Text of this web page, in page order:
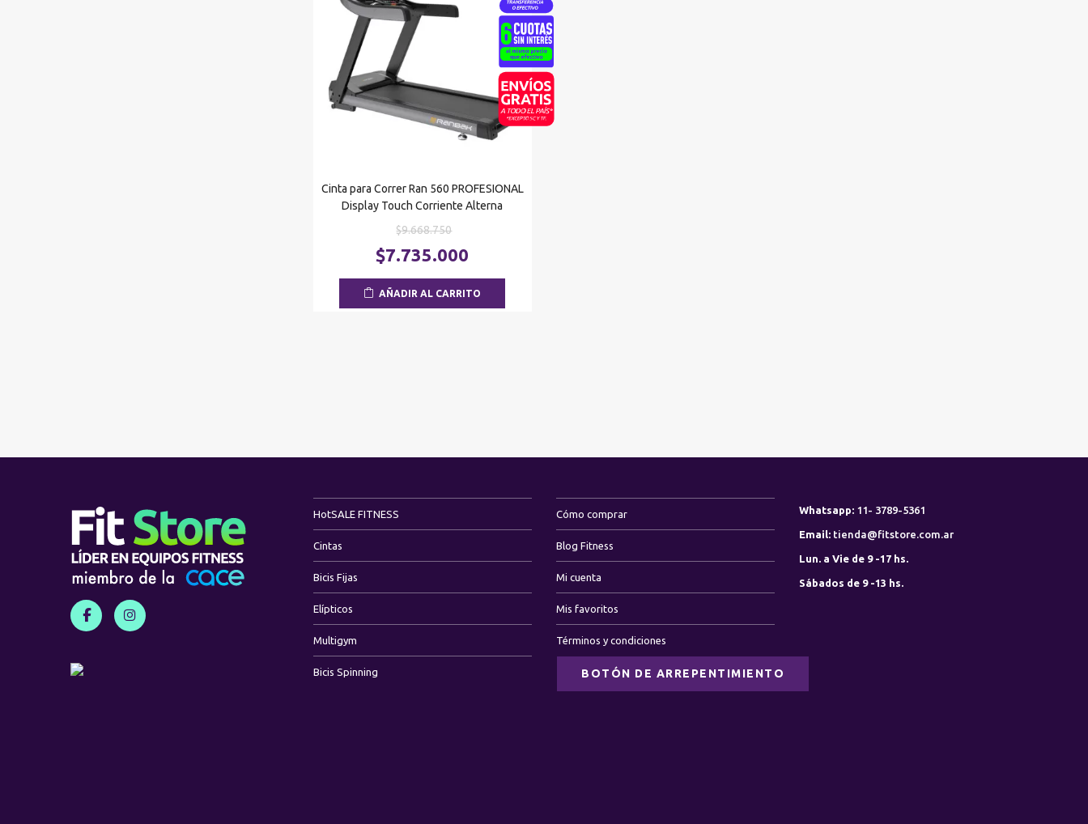
Cinta para Correr Ran 560 PROFESIONAL
Display Touch Corriente Alterna
$9.668.750El
precio
original
$7.735.000
AÑADIR AL CARRITO
HotSALE FITNESS
Cintas
Bicis Fijas
Elípticos
Multigym
Bicis Spinning
Cómo comprar
Blog Fitness
Mi cuenta
Mis favoritos
Términos y condiciones
BOTÓN DE ARREPENTIMIENTO
Whatsapp: 11- 3789-5361
Email: tienda@fitstore.com.ar
Lun. a Vie de 9 -17 hs.
Sábados de 9 -13 hs.